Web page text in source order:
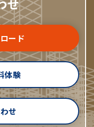
せ
ード
体験
せ